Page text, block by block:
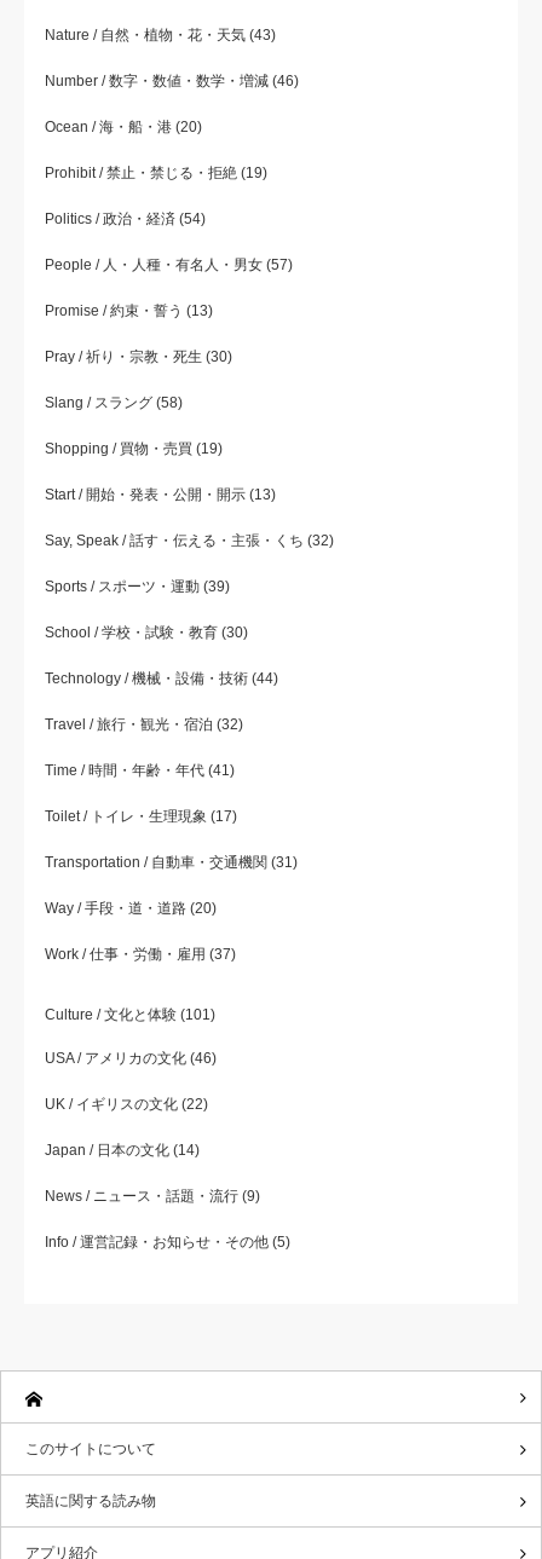
Nature / 自然・植物・花・天気 (43)
Number / 数字・数値・数学・増減 (46)
Ocean / 海・船・港 (20)
Prohibit / 禁止・禁じる・拒絶 (19)
Politics / 政治・経済 (54)
People / 人・人種・有名人・男女 (57)
Promise / 約束・誓う (13)
Pray / 祈り・宗教・死生 (30)
Slang / スラング (58)
Shopping / 買物・売買 (19)
Start / 開始・発表・公開・開示 (13)
Say, Speak / 話す・伝える・主張・くち (32)
Sports / スポーツ・運動 (39)
School / 学校・試験・教育 (30)
Technology / 機械・設備・技術 (44)
Travel / 旅行・観光・宿泊 (32)
Time / 時間・年齢・年代 (41)
Toilet / トイレ・生理現象 (17)
Transportation / 自動車・交通機関 (31)
Way / 手段・道・道路 (20)
Work / 仕事・労働・雇用 (37)
Culture / 文化と体験 (101)
USA / アメリカの文化 (46)
UK / イギリスの文化 (22)
Japan / 日本の文化 (14)
News / ニュース・話題・流行 (9)
Info / 運営記録・お知らせ・その他 (5)
このサイトについて
英語に関する読み物
アプリ紹介